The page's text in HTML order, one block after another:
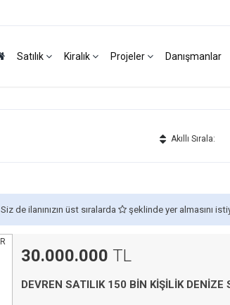
Satılık Kiralık Projeler Danışmanlar
Akıllı Sırala:
Siz de ilanınızın üst sıralarda şeklinde yer almasını
30.000.000 TL
DEVREN SATILIK 150 BİN KİŞİLİK DENİZE